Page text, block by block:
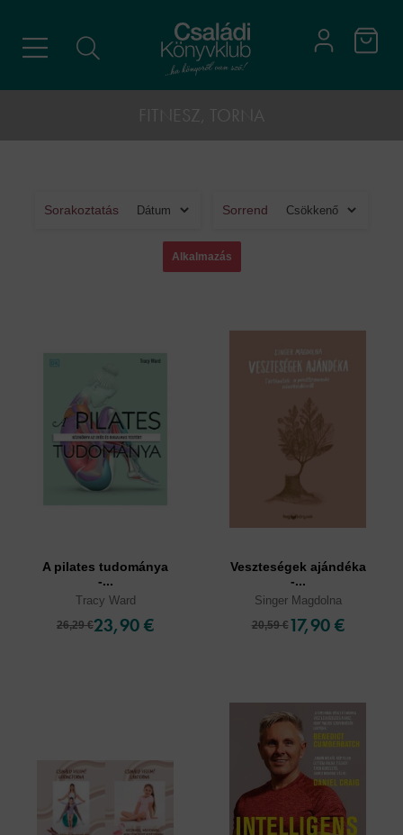
Sorakoztatás Sorrend
A pilates tudománya
-...
Tracy Ward
26,29 €23,90 €
Veszteségek ajándéka
-...
Singer Magdolna
20,59 € 17,90 €